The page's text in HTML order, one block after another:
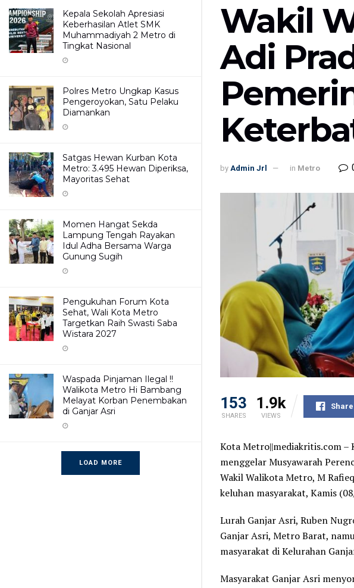
Kepala Sekolah Apresiasi
Keberhasilan Atlet SMK
Muhammadiyah 2 Metro di
Tingkat Nasional
Polres Metro Ungkap Kasus
Pengeroyokan, Satu Pelaku
Diamankan
Satgas Hewan Kurban Kota
Metro: 3.495 Hewan Diperiksa,
Mayoritas Sehat
Momen Hangat Sekda
Lampung Tengah Rayakan
Idul Adha Bersama Warga
Gunung Sugih
Pengukuhan Forum Kota
Sehat, Wali Kota Metro
Targetkan Raih Swasti Saba
Wistara 2027
Waspada Pinjaman Ilegal !!
Walikota Metro Hi Bambang
Melayat Korban Penembakan
di Ganjar Asri
LOAD MORE
Wakil
Adi
by Admin Jrl in Metro
153
SHARES
1.9k
VIEWS
Kota Metro||mediakritis.com –
menggelar Musyawarah
Wakil Walikota Metro, M
keluhan masyarakat, Kamis
Lurah Ganjar Asri, Ruben
Ganjar Asri, Metro Barat,
masyarakat di Kelurahan
Masyarakat Ganjar Asri